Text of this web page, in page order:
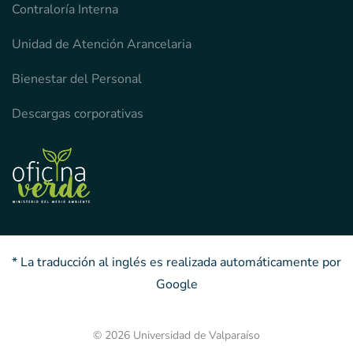
Contraloría Interna
Unidad de Atención Arancelaria
Bienestar del Personal
Descargas corporativas
* La traducción al inglés es realizada automáticamente por
Google
© 2026 Universidad de Valparaíso